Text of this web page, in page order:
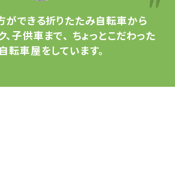
ができる折りたたみ自転車から
子供車まで、 ちょっとこだわった
転車屋をしています。